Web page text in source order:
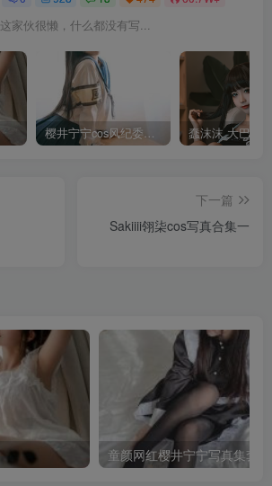
这家伙很懒，什么都没有写...
樱井宁宁cos风纪委员写真套图
下一篇
Sakiiii翎柒cos写真合集一
童颜网红樱井宁宁写真集套图